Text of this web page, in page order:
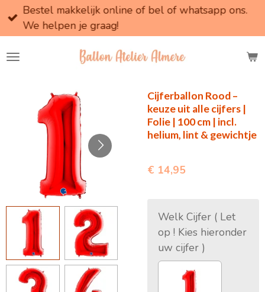
Ga
direct
de
Bestel makkelijk online of bel of whatsapp ons.
We helpen je graag!
Cijferballon Rood –
keuze uit alle cijfers |
Folie | 100 cm | incl.
helium, lint & gewichtje
€ 14,95
Welk Cijfer ( Let
op ! Kies hieronder
uw cijfer )